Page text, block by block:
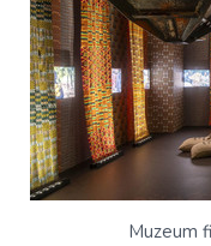
Muzeum